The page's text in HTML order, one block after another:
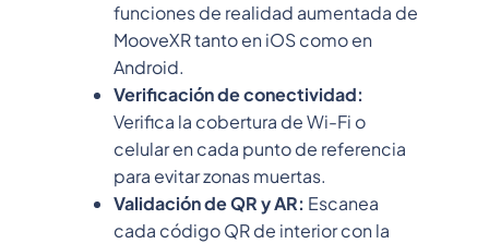
funciones de realidad aumentada de
MooveXR tanto en iOS como en
Android.
Verificación de conectividad:
Verifica la cobertura de Wi-Fi o
celular en cada punto de referencia
para evitar zonas muertas.
Validación de QR y AR: Escanea
cada código QR de interior con la